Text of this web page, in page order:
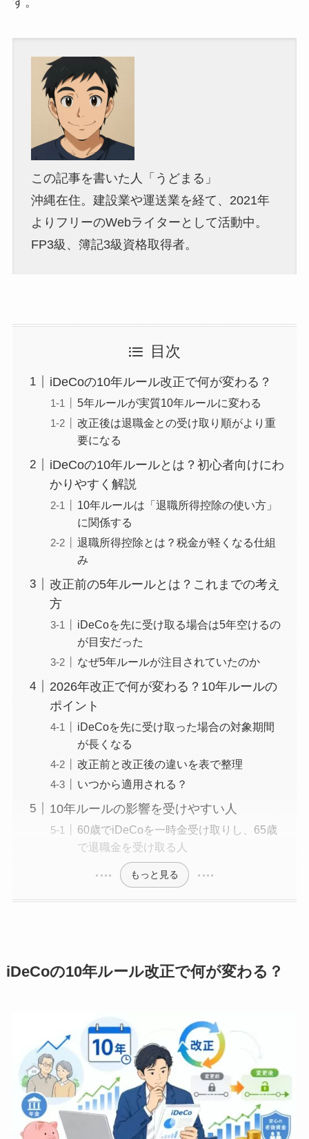
この記事を書いた人「うどまる」
沖縄在住。建設業や運送業を経て、2021年
よりフリーのWebライターとして活動中。
FP3級、簿記3級資格取得者。
目次
iDeCoの10年ルール改正で何が変わる？
5年ルールが実質10年ルールに変わる
改正後は退職金との受け取り順がより重
要になる
iDeCoの10年ルールとは？初心者向けにわ
かりやすく解説
10年ルールは「退職所得控除の使い方」
に関係する
退職所得控除とは？税金が軽くなる仕組
み
改正前の5年ルールとは？これまでの考え
方
iDeCoを先に受け取る場合は5年空けるの
が目安だった
なぜ5年ルールが注目されていたのか
2026年改正で何が変わる？10年ルールの
ポイント
iDeCoを先に受け取った場合の対象期間
が長くなる
改正前と改正後の違いを表で整理
いつから適用される？
10年ルールの影響を受けやすい人
60歳でiDeCoを一時金受け取りし、65歳
で退職金を受け取る人
もっと見る
iDeCoの10年ルール改正で何が変わる？